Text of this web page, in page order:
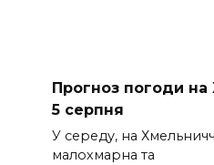
Прогноз погоди на
5 серпня
У середу, на
малохмарна та